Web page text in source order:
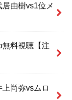
由樹vs1位メ
料視聴【注
尚弥vsムロ